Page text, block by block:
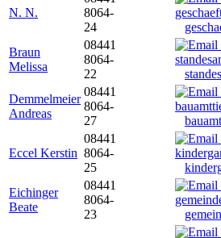
N. N.
8064-
24
Braun
Melissa
08441
8064-
22
Demmelmeier
Andreas
08441
8064-
27
Eccel Kerstin
08441
8064-
25
Eichinger
Beate
08441
8064-
23